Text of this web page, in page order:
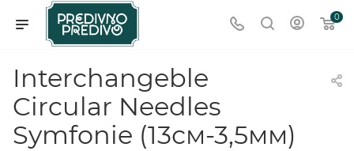
0
Interchangeble
Circular Needles
Symfonie (13см-3,5мм)